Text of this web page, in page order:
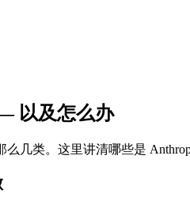
以及怎么办
么几类。这里讲清哪些是